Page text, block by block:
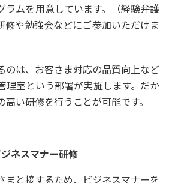
ラムを用意しています。（経験弁護
修や勉強会などにご参加いただけま
のは、お客さま対応の品質向上など
理室という部署が実施します。だか
い研修を行うことが可能です。
ネスマナー研修
まと接するため、ビジネスマナーを